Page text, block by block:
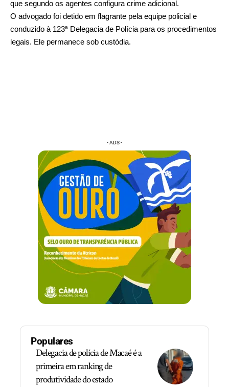
que segundo os agentes configura crime adicional.
O advogado foi detido em flagrante pela equipe policial e
conduzido à 123ª Delegacia de Polícia para os procedimentos
legais. Ele permanece sob custódia.
- ADS -
Populares
Delegacia de polícia de Macaé é a
primeira em ranking de
produtividade do estado